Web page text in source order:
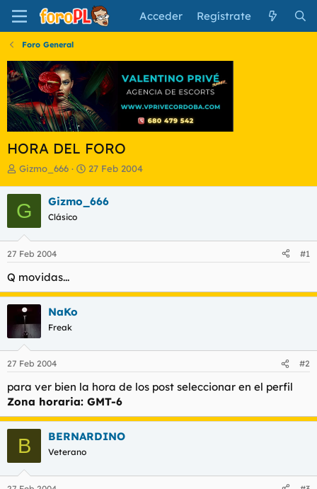
Acceder Regístrate
Foro General
HORA DEL FORO
I
i
c
i
a
d
o
d
e
l
e
m
a
Gizmo_666
F
h
e
c
27 Feb 2004
G Gizmo_666
Clásico
27 Feb 2004 #1
Q movidas...
NaKo
Freak
27 Feb 2004 #2
para ver bien la hora de los post seleccionar en el perfil
Zona horaria: GMT-6
B BERNARDINO
Veterano